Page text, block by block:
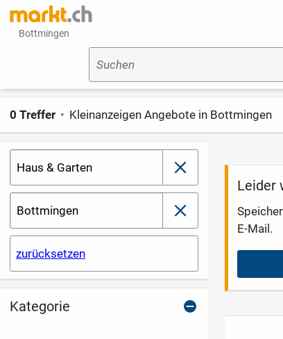
Bottmingen
Suchen
Haus & Garten schließen
Bottmingen schließen
zurücksetzen
0 Treffer Kleinanzeigen Angebote in Bottmingen
Leider
E-Mail.
Kategorie